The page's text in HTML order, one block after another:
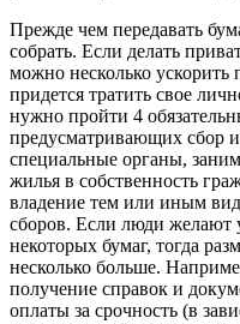
Прежде чем передавать
собрать. Если делать
можно несколько
придется тратить свое
нужно пройти 4
предусматривающих сбор
специальные органы,
жилья в собственность
владение тем или иным
сборов. Если люди желают
некоторых бумаг, тогда
несколько больше.
получение справок и
оплаты за срочность (в